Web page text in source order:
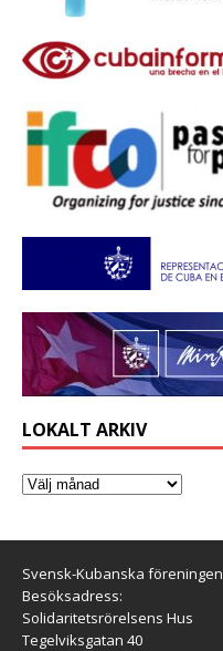
LOKALT ARKIV
Svensk-Kubanska föreningen
Besöksadress:
Solidaritetsrörelsens Hus
Tegelviksgatan 40